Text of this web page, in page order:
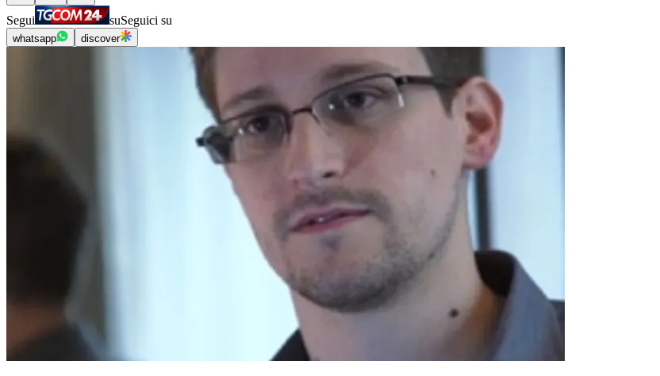
Segui suSeguici su
whatsapp discover